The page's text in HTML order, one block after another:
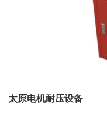
太原电机耐压设备